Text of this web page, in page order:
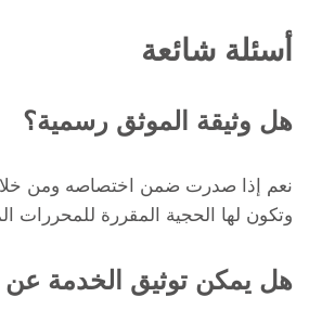
أسئلة شائعة
هل وثيقة الموثق رسمية؟
نعم إذا صدرت ضمن اختصاصه ومن خلال
وتكون لها الحجية المقررة للمحررات
هل يمكن توثيق الخدمة عن